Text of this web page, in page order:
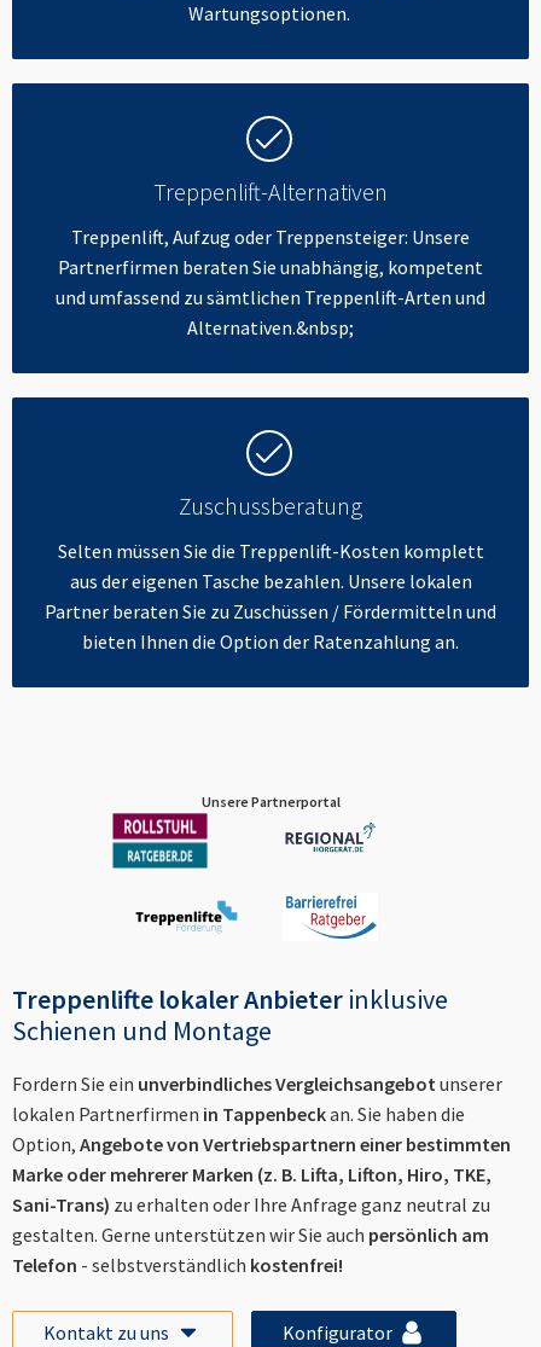
Wartungsoptionen.
Treppenlift-Alternativen
Treppenlift, Aufzug oder Treppensteiger: Unsere
Partnerfirmen beraten Sie unabhängig, kompetent
und umfassend zu sämtlichen Treppenlift-Arten und
Alternativen.&nbsp;
Zuschussberatung
Selten müssen Sie die Treppenlift-Kosten komplett
aus der eigenen Tasche bezahlen. Unsere lokalen
Partner beraten Sie zu Zuschüssen / Fördermitteln und
bieten Ihnen die Option der Ratenzahlung an.
Unsere Partnerportal
Treppenlifte lokaler Anbieter inklusive
Schienen und Montage
Fordern Sie ein unverbindliches Vergleichsangebotunserer
lokalen Partnerfirmen in Tappenbeckan. Sie haben die
Option, Angebote von Vertriebspartnern einer bestimmten
Marke oder mehrerer Marken (z. B. Lifta, Lifton, Hiro, TKE,
Sani-Trans) zu erhalten oder Ihre Anfrage ganz neutral zu
gestalten. Gerne unterstützen wir Sie auch persönlich am
Telefon - selbstverständlich kostenfrei!
Kontakt zu uns Konfigurator